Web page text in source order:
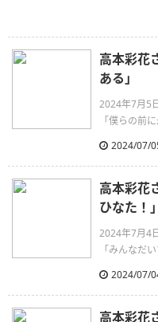
高本彩花
ある」
2024年7月5
「僕らの前
2024/07/
高本彩花
ひなた！」
2024年7月4
「みんなだ
2024/07/
高本彩花